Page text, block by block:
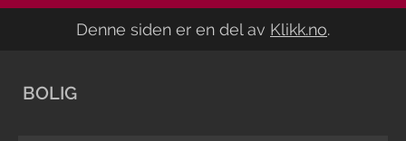
Denne siden er en del av Klikk.no.
BOLIG